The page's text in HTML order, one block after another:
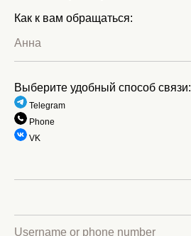
Как к вам обращаться:
Выберите удобный способ связи:
Telegram
Phone
VK
развития: подбираю максимально
эффективные стратегии коррекции для